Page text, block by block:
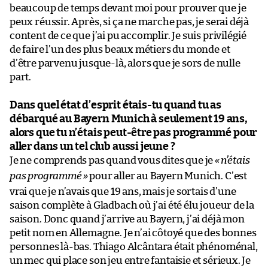
beaucoup de temps devant moi pour prouver que je
peux réussir. Après, si ça ne marche pas, je serai déjà
content de ce que j’ai pu accomplir. Je suis privilégié
de faire l’un des plus beaux métiers du monde et
d’être parvenu jusque-là, alors que je sors de nulle
part.
Dans quel état d’esprit étais-tu quand tu as
débarqué au Bayern Munich à seulement 19 ans,
alors que tu n’étais peut-être pas programmé pour
aller dans un tel club aussi jeune ?
Je ne comprends pas quand vous dites que je«n’étais
pas programmé»pour aller au Bayern Munich. C’est
vrai que je n’avais que 19 ans, mais je sortais d’une
saison complète à Gladbach où j’ai été élu joueur de la
saison. Donc quand j’arrive au Bayern, j’ai déjà mon
petit nom en Allemagne. Je n’ai côtoyé que des bonnes
personnes là-bas. Thiago Alcântara était phénoménal,
un mec qui place son jeu entre fantaisie et sérieux. Je